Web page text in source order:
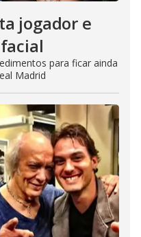
jogador e
para ficar ainda
Madrid